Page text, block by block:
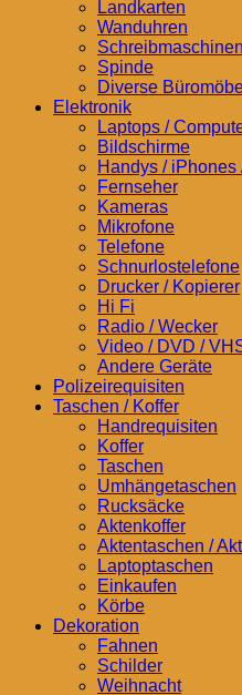
Landkarten
Wanduhren
Schreibmaschinen
Spinde
Diverse
Elektronik
Laptops /
Bildschirme
Handys / iPhones
Fernseher
Kameras
Mikrofone
Telefone
Schnurlostelefone
Drucker / Kopierer
Hi Fi
Radio / Wecker
Video / DVD /
Andere Geräte
Polizeirequisiten
Taschen / Koffer
Handrequisiten
Koffer
Taschen
Umhängetaschen
Rucksäcke
Aktenkoffer
Aktentaschen /
Laptoptaschen
Einkaufen
Körbe
Dekoration
Fahnen
Schilder
Weihnacht